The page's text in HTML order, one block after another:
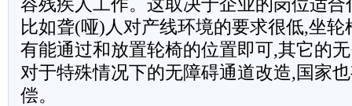
容残疾人工作。这取决于企业的岗位适
比如聋(哑)人对产线环境的要求很低,坐
有能通过和放置轮椅的位置即可,其它的
对于特殊情况下的无障碍通道改造,国家
偿。